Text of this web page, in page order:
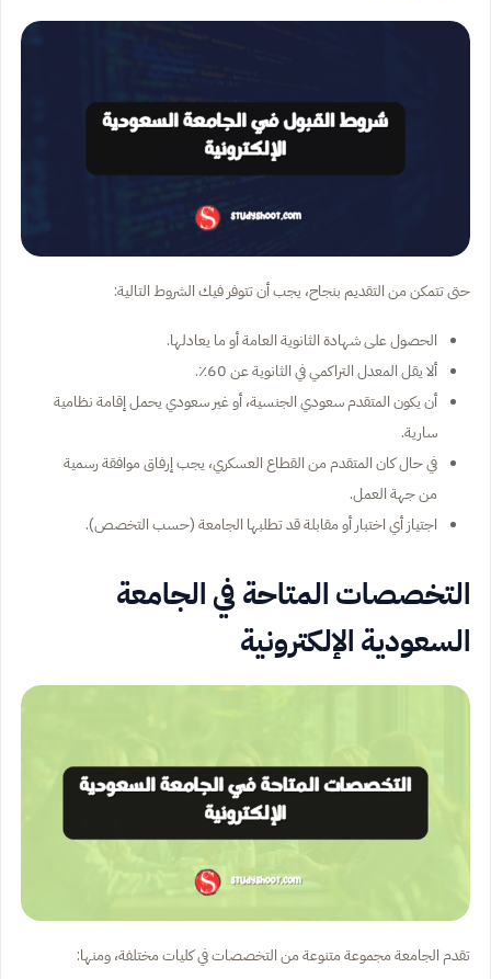
حتى تتمكن من التقديم بنجاح، يجب أن تتوفر فيك الشروط التالية:
الحصول على شهادة الثانوية العامة أو ما يعادلها.
ألا يقل المعدل التراكمي في الثانوية عن 60٪.
أن يكون المتقدم سعودي الجنسية، أو غير سعودي يحمل إقامة نظامية
سارية.
في حال كان المتقدم من القطاع العسكري، يجب إرفاق موافقة رسمية
من جهة العمل.
اجتياز أي اختبار أو مقابلة قد تطلبها الجامعة (حسب التخصص).
التخصصات المتاحة في الجامعة
السعودية الإلكترونية
تقدم الجامعة مجموعة متنوعة من التخصصات في كليات مختلفة، ومنها: